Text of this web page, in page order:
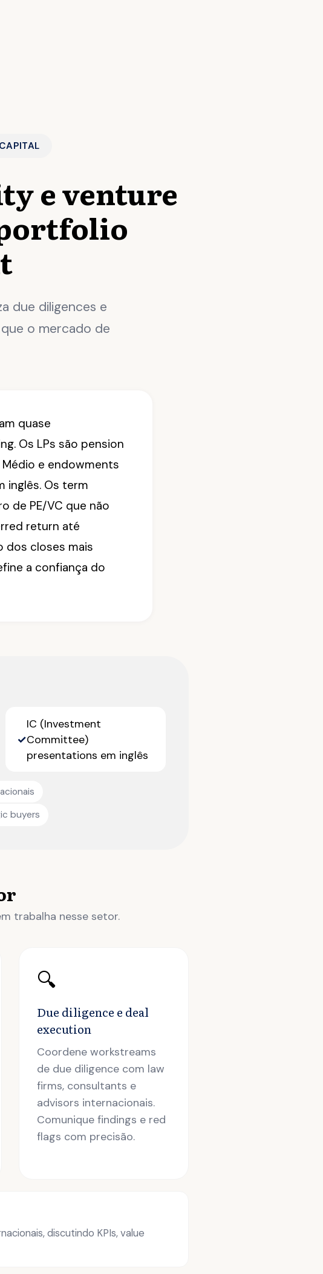
e venture
due diligences e
o mercado de
quase
Os LPs são pension
e endowments
inglês. Os term
de PE/VC que não
return até
dos closes mais
a confiança do
✓
IC (Investment
Committee)
presentations em inglês
buyers
trabalha nesse setor.
🔍
Due diligence e deal
execution
Coordene workstreams
de due diligence com law
firms, consultants e
advisors internacionais.
Comunique findings e red
flags com precisão.
discutindo KPIs, value